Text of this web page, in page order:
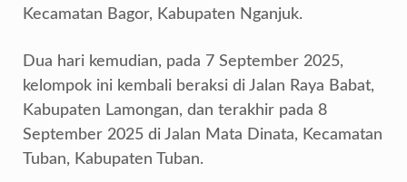
Kecamatan Bagor, Kabupaten Nganjuk.
Dua hari kemudian, pada 7 September 2025,
kelompok ini kembali beraksi di Jalan Raya Babat,
Kabupaten Lamongan, dan terakhir pada 8
September 2025 di Jalan Mata Dinata, Kecamatan
Tuban, Kabupaten Tuban.